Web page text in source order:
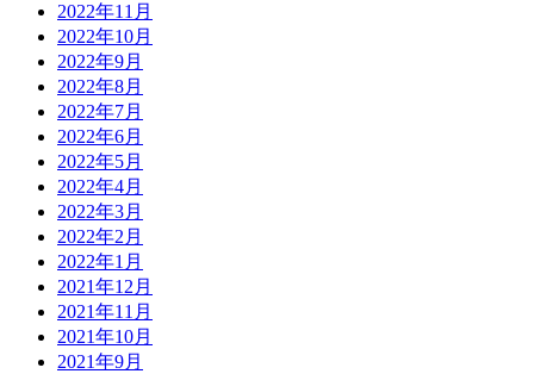
2022年11月
2022年10月
2022年9月
2022年8月
2022年7月
2022年6月
2022年5月
2022年4月
2022年3月
2022年2月
2022年1月
2021年12月
2021年11月
2021年10月
2021年9月